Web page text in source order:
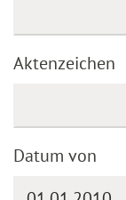
Aktenzeichen
Datum von